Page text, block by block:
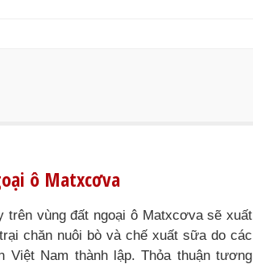
ô Matxcơva
trên vùng đất ngoại ô Matxcơva sẽ xuất
chăn nuôi bò và chế xuất sữa do các
Việt Nam thành lập. Thỏa thuận tương